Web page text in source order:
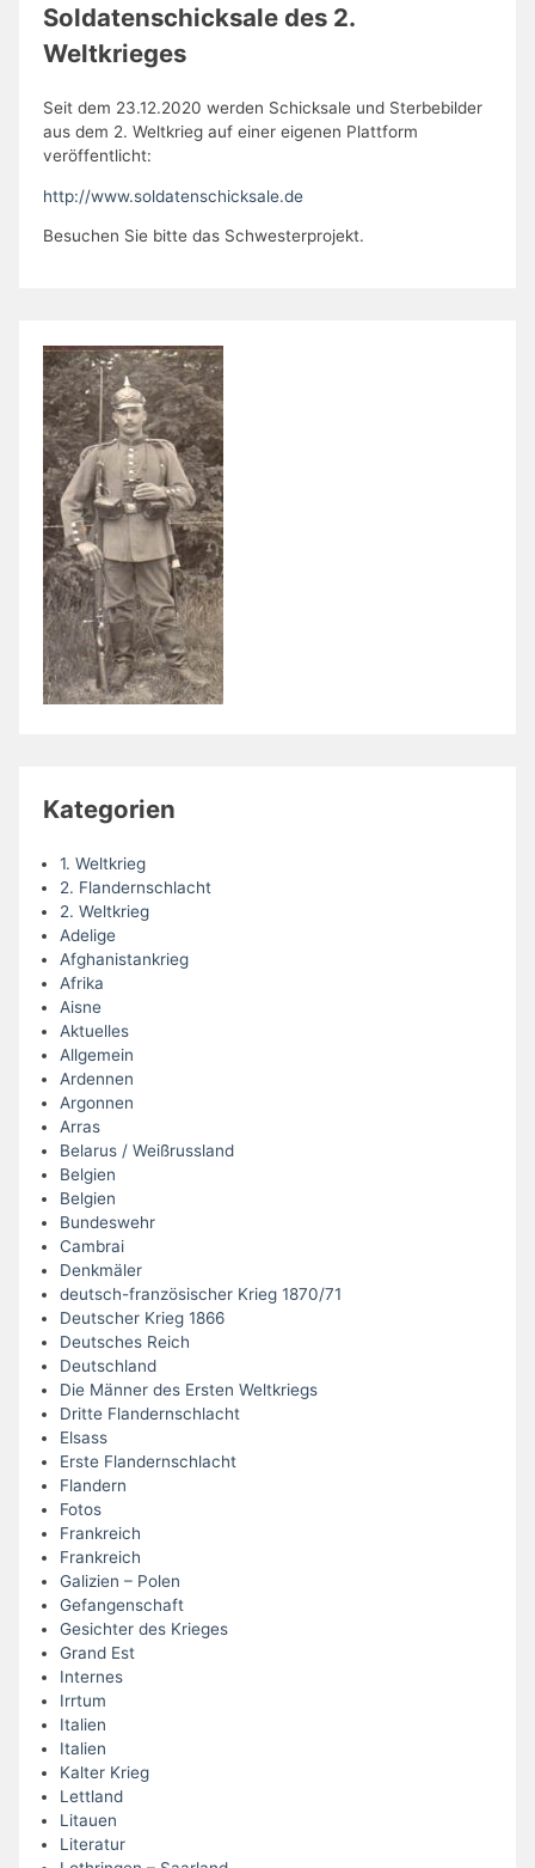
Soldatenschicksale des 2.
Weltkrieges
Seit dem 23.12.2020 werden Schicksale und Sterbebilder
aus dem 2. Weltkrieg auf einer eigenen Plattform
veröffentlicht:
http://www.soldatenschicksale.de
Besuchen Sie bitte das Schwesterprojekt.
Kategorien
1. Weltkrieg
2. Flandernschlacht
2. Weltkrieg
Adelige
Afghanistankrieg
Afrika
Aisne
Aktuelles
Allgemein
Ardennen
Argonnen
Arras
Belarus / Weißrussland
Belgien
Belgien
Bundeswehr
Cambrai
Denkmäler
deutsch-französischer Krieg 1870/71
Deutscher Krieg 1866
Deutsches Reich
Deutschland
Die Männer des Ersten Weltkriegs
Dritte Flandernschlacht
Elsass
Erste Flandernschlacht
Flandern
Fotos
Frankreich
Frankreich
Galizien – Polen
Gefangenschaft
Gesichter des Krieges
Grand Est
Internes
Irrtum
Italien
Italien
Kalter Krieg
Lettland
Litauen
Literatur